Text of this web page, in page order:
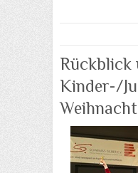
Rückblick
Kinder-/